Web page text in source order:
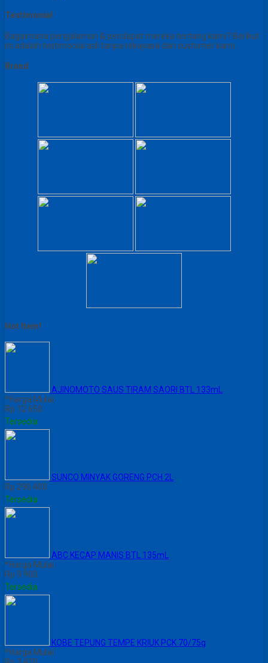
Testimonial
Bagaimana pengalaman & pendapat mereka tentang kami? Berikut
ini adalah testimonial asli tanpa rekayasa dari customer kami.
Brand
Hot Item!
AJINOMOTO SAUS TIRAM SAORI BTL 133mL
*Harga Mulai
Rp 12.650
Tersedia
SUNCO MINYAK GORENG PCH 2L
Rp 290.400
Tersedia
ABC KECAP MANIS BTL 135mL
*Harga Mulai
Rp 9.900
Tersedia
KOBE TEPUNG TEMPE KRIUK PCK 70/75g
*Harga Mulai